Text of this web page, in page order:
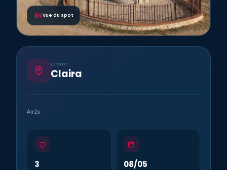
Vue du spot
LE SPOT
Claira
Air2s
3 08/05